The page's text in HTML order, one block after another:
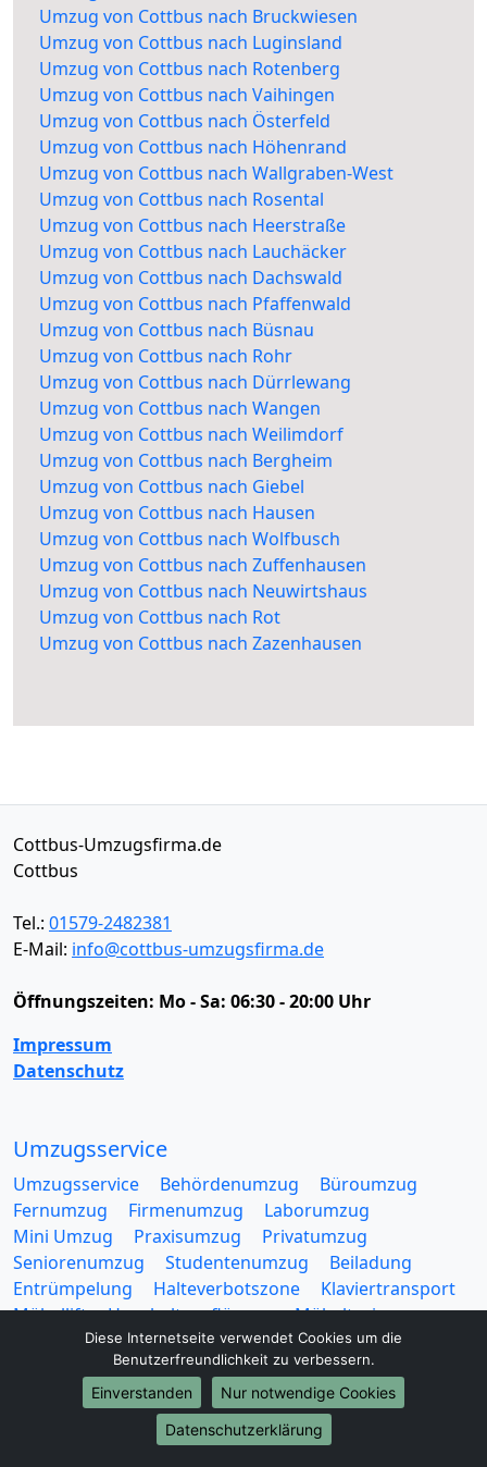
Umzug von Cottbus nach Bruckwiesen
Umzug von Cottbus nach Luginsland
Umzug von Cottbus nach Rotenberg
Umzug von Cottbus nach Vaihingen
Umzug von Cottbus nach Österfeld
Umzug von Cottbus nach Höhenrand
Umzug von Cottbus nach Wallgraben-West
Umzug von Cottbus nach Rosental
Umzug von Cottbus nach Heerstraße
Umzug von Cottbus nach Lauchäcker
Umzug von Cottbus nach Dachswald
Umzug von Cottbus nach Pfaffenwald
Umzug von Cottbus nach Büsnau
Umzug von Cottbus nach Rohr
Umzug von Cottbus nach Dürrlewang
Umzug von Cottbus nach Wangen
Umzug von Cottbus nach Weilimdorf
Umzug von Cottbus nach Bergheim
Umzug von Cottbus nach Giebel
Umzug von Cottbus nach Hausen
Umzug von Cottbus nach Wolfbusch
Umzug von Cottbus nach Zuffenhausen
Umzug von Cottbus nach Neuwirtshaus
Umzug von Cottbus nach Rot
Umzug von Cottbus nach Zazenhausen
Cottbus-Umzugsfirma.de
Cottbus
Tel.: 01579-2482381
E-Mail: info@cottbus-umzugsfirma.de
Öffnungszeiten: Mo - Sa: 06:30 - 20:00 Uhr
Impressum
Datenschutz
Umzugsservice
Umzugsservice Behördenumzug
Büroumzug
Fernumzug
Firmenumzug
Laborumzug
Mini Umzug
Praxisumzug
Privatumzug
Seniorenumzug
Studentenumzug
Beiladung
Entrümpelung
Halteverbotszone
Klaviertransport
Möbellift
Haushaltsauflösung
Möbeltaxi
Möbelmitfahrzentrale
Umzugskartons
Diese Internetseite verwendet Cookies um die
Benutzerfreundlichkeit zu verbessern.
Einverstanden
Nur notwendige Cookies
Datenschutzerklärung